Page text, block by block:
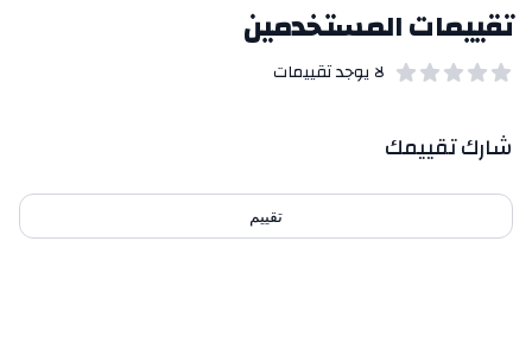
تقييمات المستخدمين
لا يوجد تقييمات
بيانات التقييمات
شارك تقييمك
تقييم